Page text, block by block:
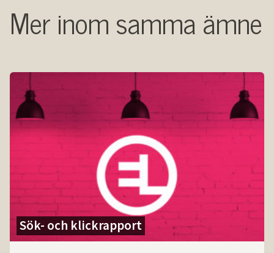
Mer inom samma ämne
Sök- och klickrapport